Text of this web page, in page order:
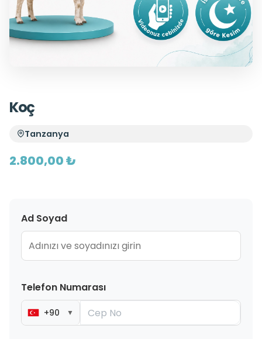
Koç
Tanzanya
2.800,00 ₺
Ad Soyad
Telefon Numarası
+90 ▼